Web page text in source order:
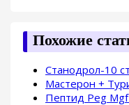
Похожие
Станодрол-10
Мастерон +
Пептид Peg